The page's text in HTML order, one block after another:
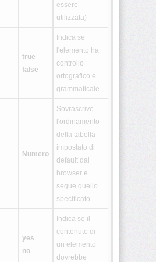
essere
utilizzata)
true
false
Indica se
l'elemento ha
controllo
ortografico e
grammaticale
Numero
Sovrascrive
l'ordinamento
della tabella
impostato di
default dal
browser e
segue quello
specificato
yes
no
Indica se il
contenuto di
un elemento
dovrebbe